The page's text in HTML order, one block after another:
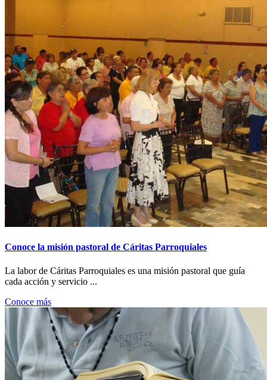
Conoce la misión pastoral de Cáritas Parroquiales
La labor de Cáritas Parroquiales es una misión pastoral que guía
cada acción y servicio ...
Conoce más